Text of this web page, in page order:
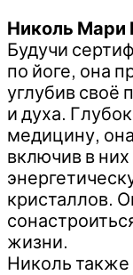
Николь Мари
Будучи
по йоге, она
углубив своё
и духа.
медицину,
включив в
кристаллов.
жизни.
Николь также